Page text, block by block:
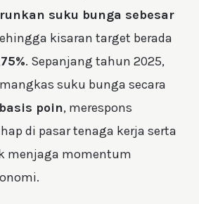
suku bunga sebesar
kisaran target berada
. Sepanjang tahun 2025,
suku bunga secara
poin, merespons
di pasar tenaga kerja serta
menjaga momentum